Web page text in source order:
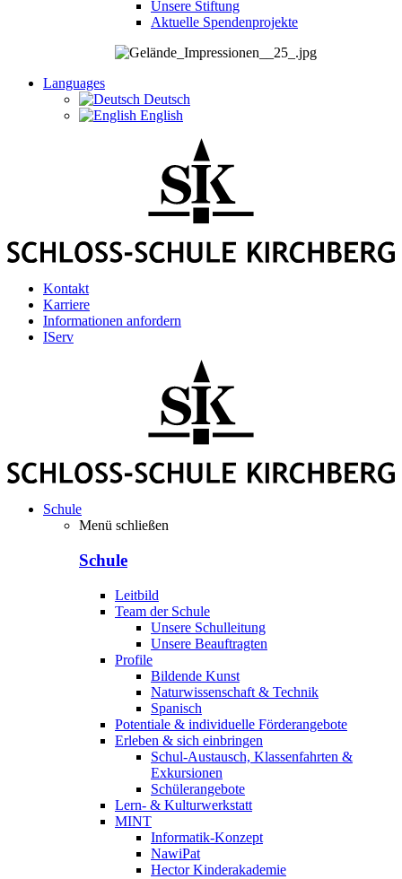
Unsere Stiftung
Aktuelle Spendenprojekte
Languages
Deutsch
English
Kontakt
Karriere
Informationen anfordern
IServ
Schule
Menü schließen
Schule
Leitbild
Team der Schule
Unsere Schulleitung
Unsere Beauftragten
Profile
Bildende Kunst
Naturwissenschaft & Technik
Spanisch
Potentiale & individuelle Förderangebote
Erleben & sich einbringen
Schul-Austausch, Klassenfahrten &
Exkursionen
Schülerangebote
Lern- & Kulturwerkstatt
MINT
Informatik-Konzept
NawiPat
Hector Kinderakademie